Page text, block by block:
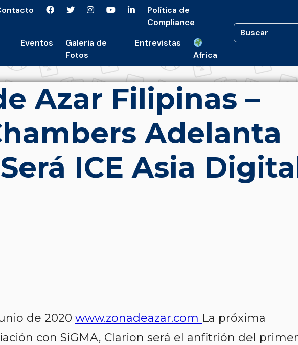
Política de
Compliance
Eventos
Galeria de
Fotos
Entrevistas
Africa
Azar Filipinas –
Adelanta
ICE Asia
de 2020 www.zonadeazar.com La próxima
con SiGMA, Clarion será el anfitrión del primer